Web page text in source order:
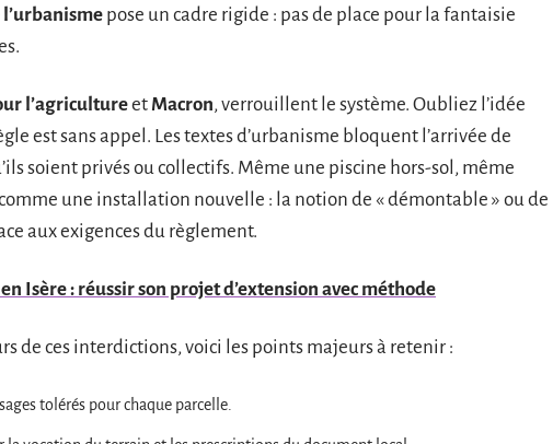
l’urbanisme pose un cadre rigide : pas de place pour la fantaisie
l’agricultureet Macron, verrouillent le système. Oubliez l’idée
est sans appel. Les textes d’urbanisme bloquent l’arrivée de
soient privés ou collectifs. Même une piscine hors-sol, même
une installation nouvelle : la notion de « démontable » ou de
aux exigences du règlement.
Isère : réussir son projet d’extension avec méthode
de ces interdictions, voici les points majeurs à retenir :
tolérés pour chaque parcelle.